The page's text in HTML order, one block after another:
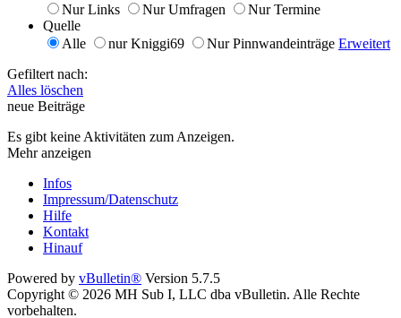
Nur Links
Nur Umfragen
Nur Termine
Quelle
Alle
nur Kniggi69 Nur Pinnwandeinträge Erweitert
Gefiltert nach:
Alles löschen
neue Beiträge
Es gibt keine Aktivitäten zum Anzeigen.
Mehr anzeigen
Infos
Impressum/Datenschutz
Hilfe
Kontakt
Hinauf
Powered by vBulletin® Version 5.7.5
Copyright © 2026 MH Sub I, LLC dba vBulletin. Alle Rechte
vorbehalten.